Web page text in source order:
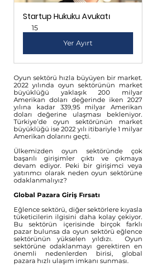
Startup Hukuku Avukatı
15
Yer Ayırt
Oyun sektörü hızla büyüyen bir market.
2022 yılında oyun sektörünün market
büyüklüğü yaklaşık 200 milyar
Amerikan doları değerinde iken 2027
yılına kadar 339,95 milyar Amerikan
doları değerine ulaşması bekleniyor.
Türkiye’de oyun sektörünün market
büyüklüğü ise 2022 yılı itibariyle 1 milyar
Amerikan dolarını geçti.
Ülkemizden oyun sektöründe çok
başarılı girişimler çıktı ve çıkmaya
devam ediyor. Peki bir girişimci veya
yatırımcı olarak neden oyun sektörüne
odaklanmalıyız?
Global Pazara Giriş Fırsatı
Eğlence sektörü, diğer sektörlere kıyasla
tüketicilerin ilgisini daha kolay çekiyor.
Bu sektörün içerisinde birçok farklı
pazar bulunsa da oyun sektörü eğlence
sektörünün yükselen yıldızı.  Oyun
sektörüne odaklanmayı gerektiren en
önemli nedenlerden birisi, global
pazara hızlı ulaşım imkanı sunması.